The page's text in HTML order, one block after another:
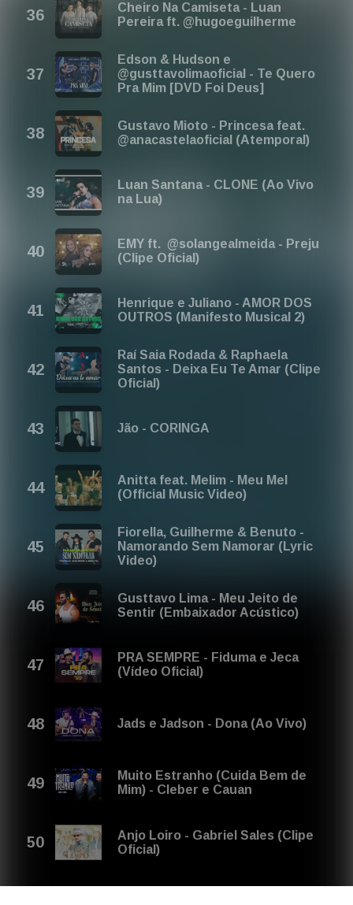
Cheiro Na Camiseta - Luan
Pereira ft. @hugoeguilherme
Edson & Hudson e
@gusttavolimaoficial - Te Quero
Pra Mim [DVD Foi Deus]
Gustavo Mioto - Princesa feat.
@anacastelaoficial (Atemporal)
Luan Santana - CLONE (Ao Vivo
na Lua)
EMY ft. ‪ @solangealmeida - Preju
(Clipe Oficial)
Henrique e Juliano - AMOR DOS
OUTROS (Manifesto Musical 2)
Raí Saia Rodada & Raphaela
Santos - Deixa Eu Te Amar (Clipe
Oficial)
Jão - CORINGA
Anitta feat. Melim - Meu Mel
(Official Music Video)
Fiorella, Guilherme & Benuto -
Namorando Sem Namorar (Lyric
Video)
Gusttavo Lima - Meu Jeito de
Sentir (Embaixador Acústico)
PRA SEMPRE - Fiduma e Jeca
(Vídeo Oficial)
Jads e Jadson - Dona (Ao Vivo)
Muito Estranho (Cuida Bem de
Mim) - Cleber e Cauan
Anjo Loiro - Gabriel Sales (Clipe
Oficial)